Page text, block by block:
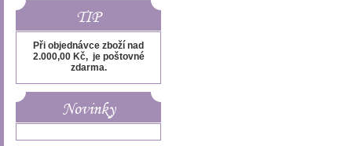
TIP
Při objednávce zboží nad
2.000,00 Kč, je poštovné
zdarma.
Novinky